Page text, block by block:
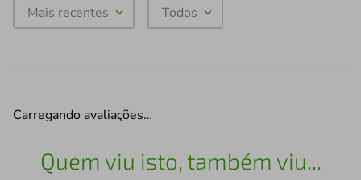
Mais recentes Todos
Carregando avaliações…
Quem viu isto, também viu...